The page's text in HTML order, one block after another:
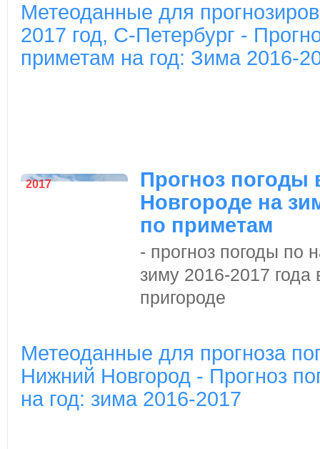
Метеоданные для
2017 год, С-Петербург -
приметам на год: Зима 2016-
2017
Прогноз погоды
Новгороде на
по приметам
- прогноз погоды по
зиму 2016-2017
пригороде
Метеоданные для прогноза
Нижний Новгород - Прогноз
на год: зима 2016-2017